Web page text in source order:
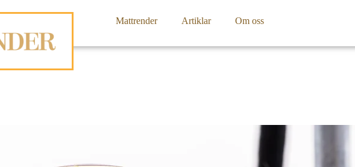
Mattrender Artiklar Om oss